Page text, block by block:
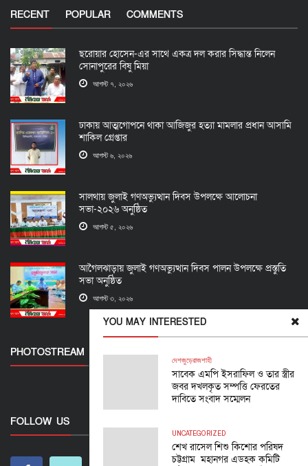
YOU MAY INTERESTED
দেশজুড়েরাজশাহী
সাবেক এমপি ইসরাফিল ও তার স্ত্রীর
জবর দখলকৃত সম্পত্তি ফেরতের
দাবিতে সংবাদ সম্মেলন
UNCATEGORIZED
শেখ রাসেল শিশু কিশোর পরিষদ
চট্টগ্রাম মহানগর এডহক কমিটি
RECENT POPULAR COMMENTS
ছরোয়ার হোসেন-এর সাথে একত্র দল করার সিদ্ধান্ত নিলেন
সোনাপুরের বিষু মিয়া
আগস্ট ৭, ২০২৬
ঢাকায় আত্মগোপনে থাকা আজিজুর হত্যা মামলার প্রধান আসামি
শাকিল গ্রেপ্তার
আগস্ট ৬, ২০২৬
সালথায় জুলাই গণঅভ্যুত্থান দিবস উপলক্ষে আলোচনা
সভা-২০২৬ অনুষ্ঠিত
আগস্ট ৫, ২০২৬
আগৈলঝাড়ায় জুলাই গণঅভ্যুত্থান দিবস পালন উপলক্ষে প্রস্তুতি
সভা অনুষ্ঠিত
আগস্ট ৩, ২০২৬
PHOTOSTREAM
FOLLOW US